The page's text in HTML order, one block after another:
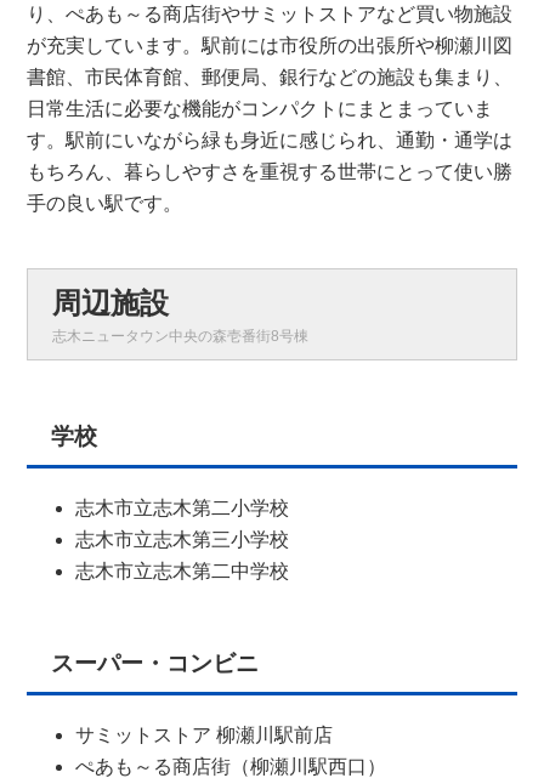
り、ぺあも～る商店街やサミットストアなど買い物施設
が充実しています。駅前には市役所の出張所や柳瀬川図
書館、市民体育館、郵便局、銀行などの施設も集まり、
日常生活に必要な機能がコンパクトにまとまっていま
す。駅前にいながら緑も身近に感じられ、通勤・通学は
もちろん、暮らしやすさを重視する世帯にとって使い勝
手の良い駅です。
周辺施設
志木ニュータウン中央の森壱番街8号棟
学校
志木市立志木第二小学校
志木市立志木第三小学校
志木市立志木第二中学校
スーパー・コンビニ
サミットストア 柳瀬川駅前店
ぺあも～る商店街（柳瀬川駅西口）